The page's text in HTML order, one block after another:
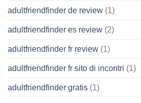
adultfriendfinder de review (1)
adultfriendfinder es review (2)
adultfriendfinder fr review (1)
adultfriendfinder fr sito di incontri (1)
adultfriendfinder gratis (1)